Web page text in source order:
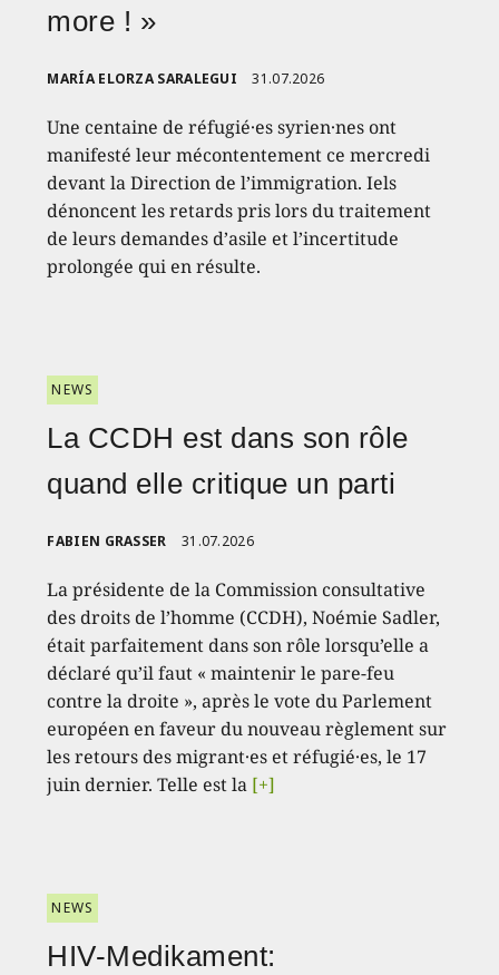
more ! »
MARÍA ELORZA SARALEGUI 31.07.2026
Une centaine de réfugié·es syrien·nes ont
manifesté leur mécontentement ce mercredi
devant la Direction de l’immigration. Iels
dénoncent les retards pris lors du traitement
de leurs demandes d’asile et l’incertitude
prolongée qui en résulte.
NEWS
La CCDH est dans son rôle
quand elle critique un parti
FABIEN GRASSER 31.07.2026
La présidente de la Commission consultative
des droits de l’homme (CCDH), Noémie Sadler,
était parfaitement dans son rôle lorsqu’elle a
déclaré qu’il faut « maintenir le pare-feu
contre la droite », après le vote du Parlement
européen en faveur du nouveau règlement sur
les retours des migrant·es et réfugié·es, le 17
juin dernier. Telle est la [+]
NEWS
HIV-Medikament: